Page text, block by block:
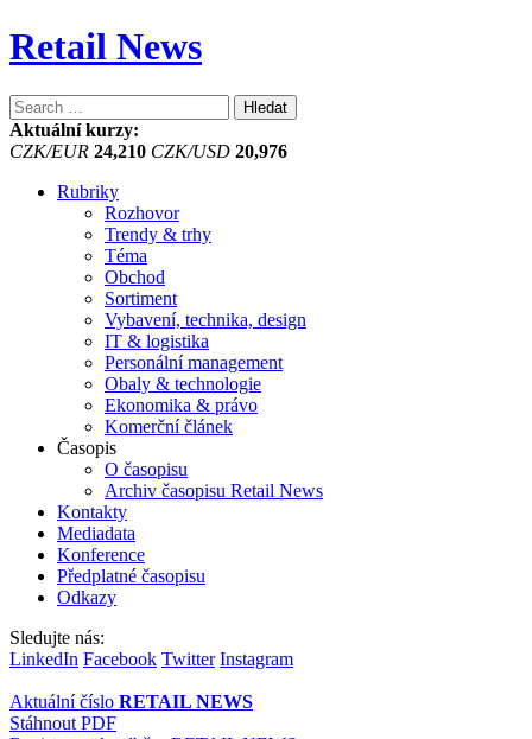
Retail News
Vyhledávání
Aktuální kurzy:
CZK/EUR 24,210 CZK/USD 20,976
Rubriky
Rozhovor
Trendy & trhy
Téma
Obchod
Sortiment
Vybavení, technika, design
IT & logistika
Personální management
Obaly & technologie
Ekonomika & právo
Komerční článek
Časopis
O časopisu
Archiv časopisu Retail News
Kontakty
Mediadata
Konference
Předplatné časopisu
Odkazy
Sledujte nás:
LinkedIn Facebook Twitter Instagram
Aktuální číslo RETAIL NEWS
Stáhnout PDF